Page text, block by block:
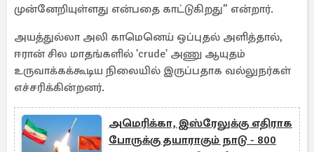
முன்னேறியுள்ளது என்பதை காட்டுகிறது” என்றார்.
அயத்துல்லா அலி காமெனெய் ஒப்புதல் அளித்தால்,
ஈரான் சில மாதங்களில் 'crude' அணு ஆயுதம்
உருவாக்கக்கூடிய நிலையில் இருப்பதாக வல்லுநர்கள்
எச்சரிக்கின்றனர்.
அமெரிக்கா, இஸ்ரேலுக்கு எதிராக
போருக்கு தயாராகும் நாடு - 800